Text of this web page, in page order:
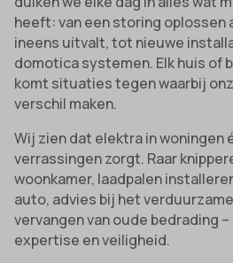
heeft: van een storing oplossen
ineens uitvalt, tot nieuwe
domotica systemen. Elk huis of
komt situaties tegen waarbij
verschil maken.
Wij zien dat elektra in woningen
verrassingen zorgt. Raar
woonkamer, laadpalen
auto, advies bij het
vervangen van oude bedrading
expertise en veiligheid.